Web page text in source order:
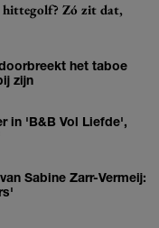
hittegolf? Zó zit dat,
het taboe
zijn
in 'B&B Vol Liefde',
Sabine Zarr-Vermeij: